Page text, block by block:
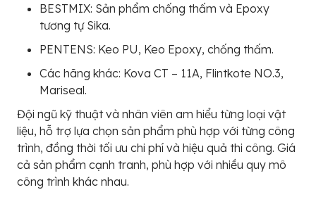
BESTMIX: Sản phẩm chống thấm và Epoxy
tương tự Sika.
PENTENS: Keo PU, Keo Epoxy, chống thấm.
Các hãng khác: Kova CT – 11A, Flintkote NO.3,
Mariseal.
Đội ngũ kỹ thuật và nhân viên am hiểu từng loại vật
liệu, hỗ trợ lựa chọn sản phẩm phù hợp với từng công
trình, đồng thời tối ưu chi phí và hiệu quả thi công. Giá
cả sản phẩm cạnh tranh, phù hợp với nhiều quy mô
công trình khác nhau.